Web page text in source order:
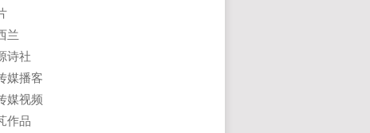
兰
诗社
媒播客
媒视频
作品